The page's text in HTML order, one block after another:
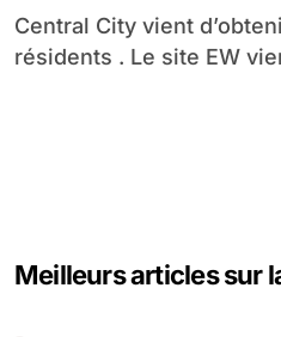
Central City vient d’obtenir deux nouveaux
résidents . Le site EW
Meilleurs articles sur